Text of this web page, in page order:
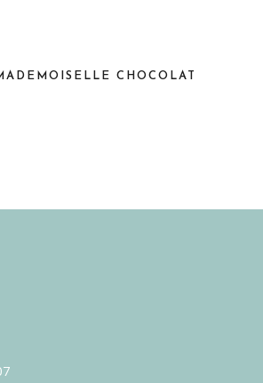
CHOCOLAT